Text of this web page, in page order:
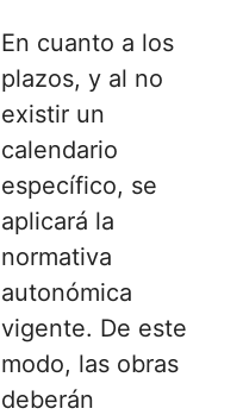
En cuanto a los
plazos, y al no
existir un
calendario
específico, se
aplicará la
normativa
autonómica
vigente. De este
modo, las obras
deberán